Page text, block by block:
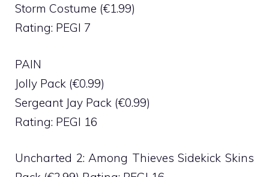
Storm Costume (€1.99)
Rating: PEGI 7
PAIN
Jolly Pack (€0.99)
Sergeant Jay Pack (€0.99)
Rating: PEGI 16
Uncharted 2: Among Thieves Sidekick Skins